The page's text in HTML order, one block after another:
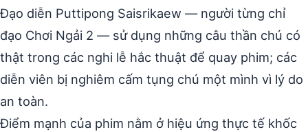
Đạo diễn Puttipong Saisrikaew — người từng chỉ
đạo Chơi Ngải 2 — sử dụng những câu thần chú có
thật trong các nghi lễ hắc thuật để quay phim; các
diễn viên bị nghiêm cấm tụng chú một mình vì lý do
an toàn.
Điểm mạnh của phim nằm ở hiệu ứng thực tế khốc